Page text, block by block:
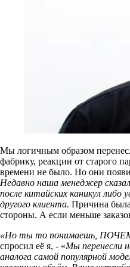
Мы логичным образом
фабрику, реакции от старого
времени не было. Но они
Недавно наша менеджер
после китайских каникул либо
другого клиента. Причина
стороны. А если меньше
«Но ты то понимаешь,
спросил её я, - «Мы перенесли
аналога самой популярной